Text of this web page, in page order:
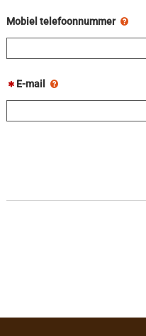
Mobiel telefoonnummer
E-mail